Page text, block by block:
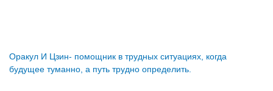
Оракул И Цзин- помощник в трудных ситуациях, когда
будущее туманно, а путь трудно определить.